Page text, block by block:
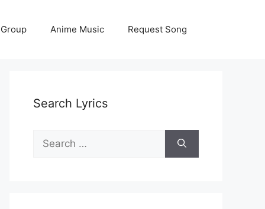
Anime Music Request Song
Search Lyrics
Search
for: